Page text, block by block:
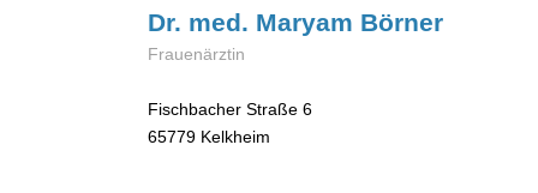
Dr. med. Maryam Börner
Frauenärztin
Fischbacher Straße 6
65779 Kelkheim